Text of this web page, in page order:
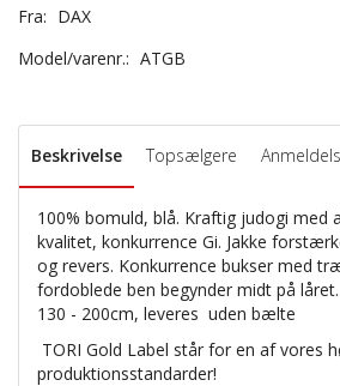
Fra: DAX
Model/varenr.: ATGB
Beskrivelse Topsælgere
100% bomuld, blå. Kraftig judogi med
kvalitet, konkurrence Gi. Jakke
og revers. Konkurrence bukser med
fordoblede ben begynder midt på
130 - 200cm, leveres uden bælte
TORI Gold Label står for en af vores
produktionsstandarder!